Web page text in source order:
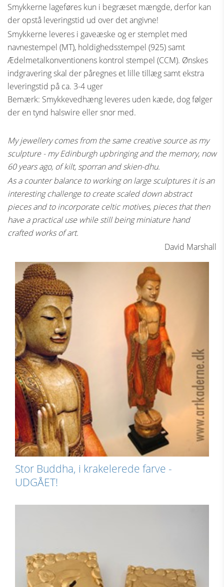
Smykkerne lageføres kun i begræset mængde, derfor kan
der opstå leveringstid ud over det angivne!
Smykkerne leveres i gaveæske og er stemplet med
navnestempel (MT), holdighedsstempel (925) samt
Ædelmetalkonventionens kontrol stempel (CCM). Ønskes
indgravering skal der påregnes et lille tillæg samt ekstra
leveringstid på ca. 3-4 uger
Bemærk: Smykkevedhæng leveres uden kæde, dog følger
der en tynd halswire eller snor med.
My jewellery comes from the same creative source as my
sculpture - my Edinburgh upbringing and the memory, now
60 years ago, of kilt, sporran and skien-dhu.
As a counter balance to working on large sculptures it is an
interesting challenge to create scaled down abstract
pieces and to incorporate celtic motives, pieces that then
have a practical use while still being miniature hand
crafted works of art.
David Marshall
Stor Buddha, i krakelerede farve -
UDGÅET!